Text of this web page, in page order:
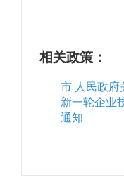
相关政策：
市 人民政府
新一轮企业
通知